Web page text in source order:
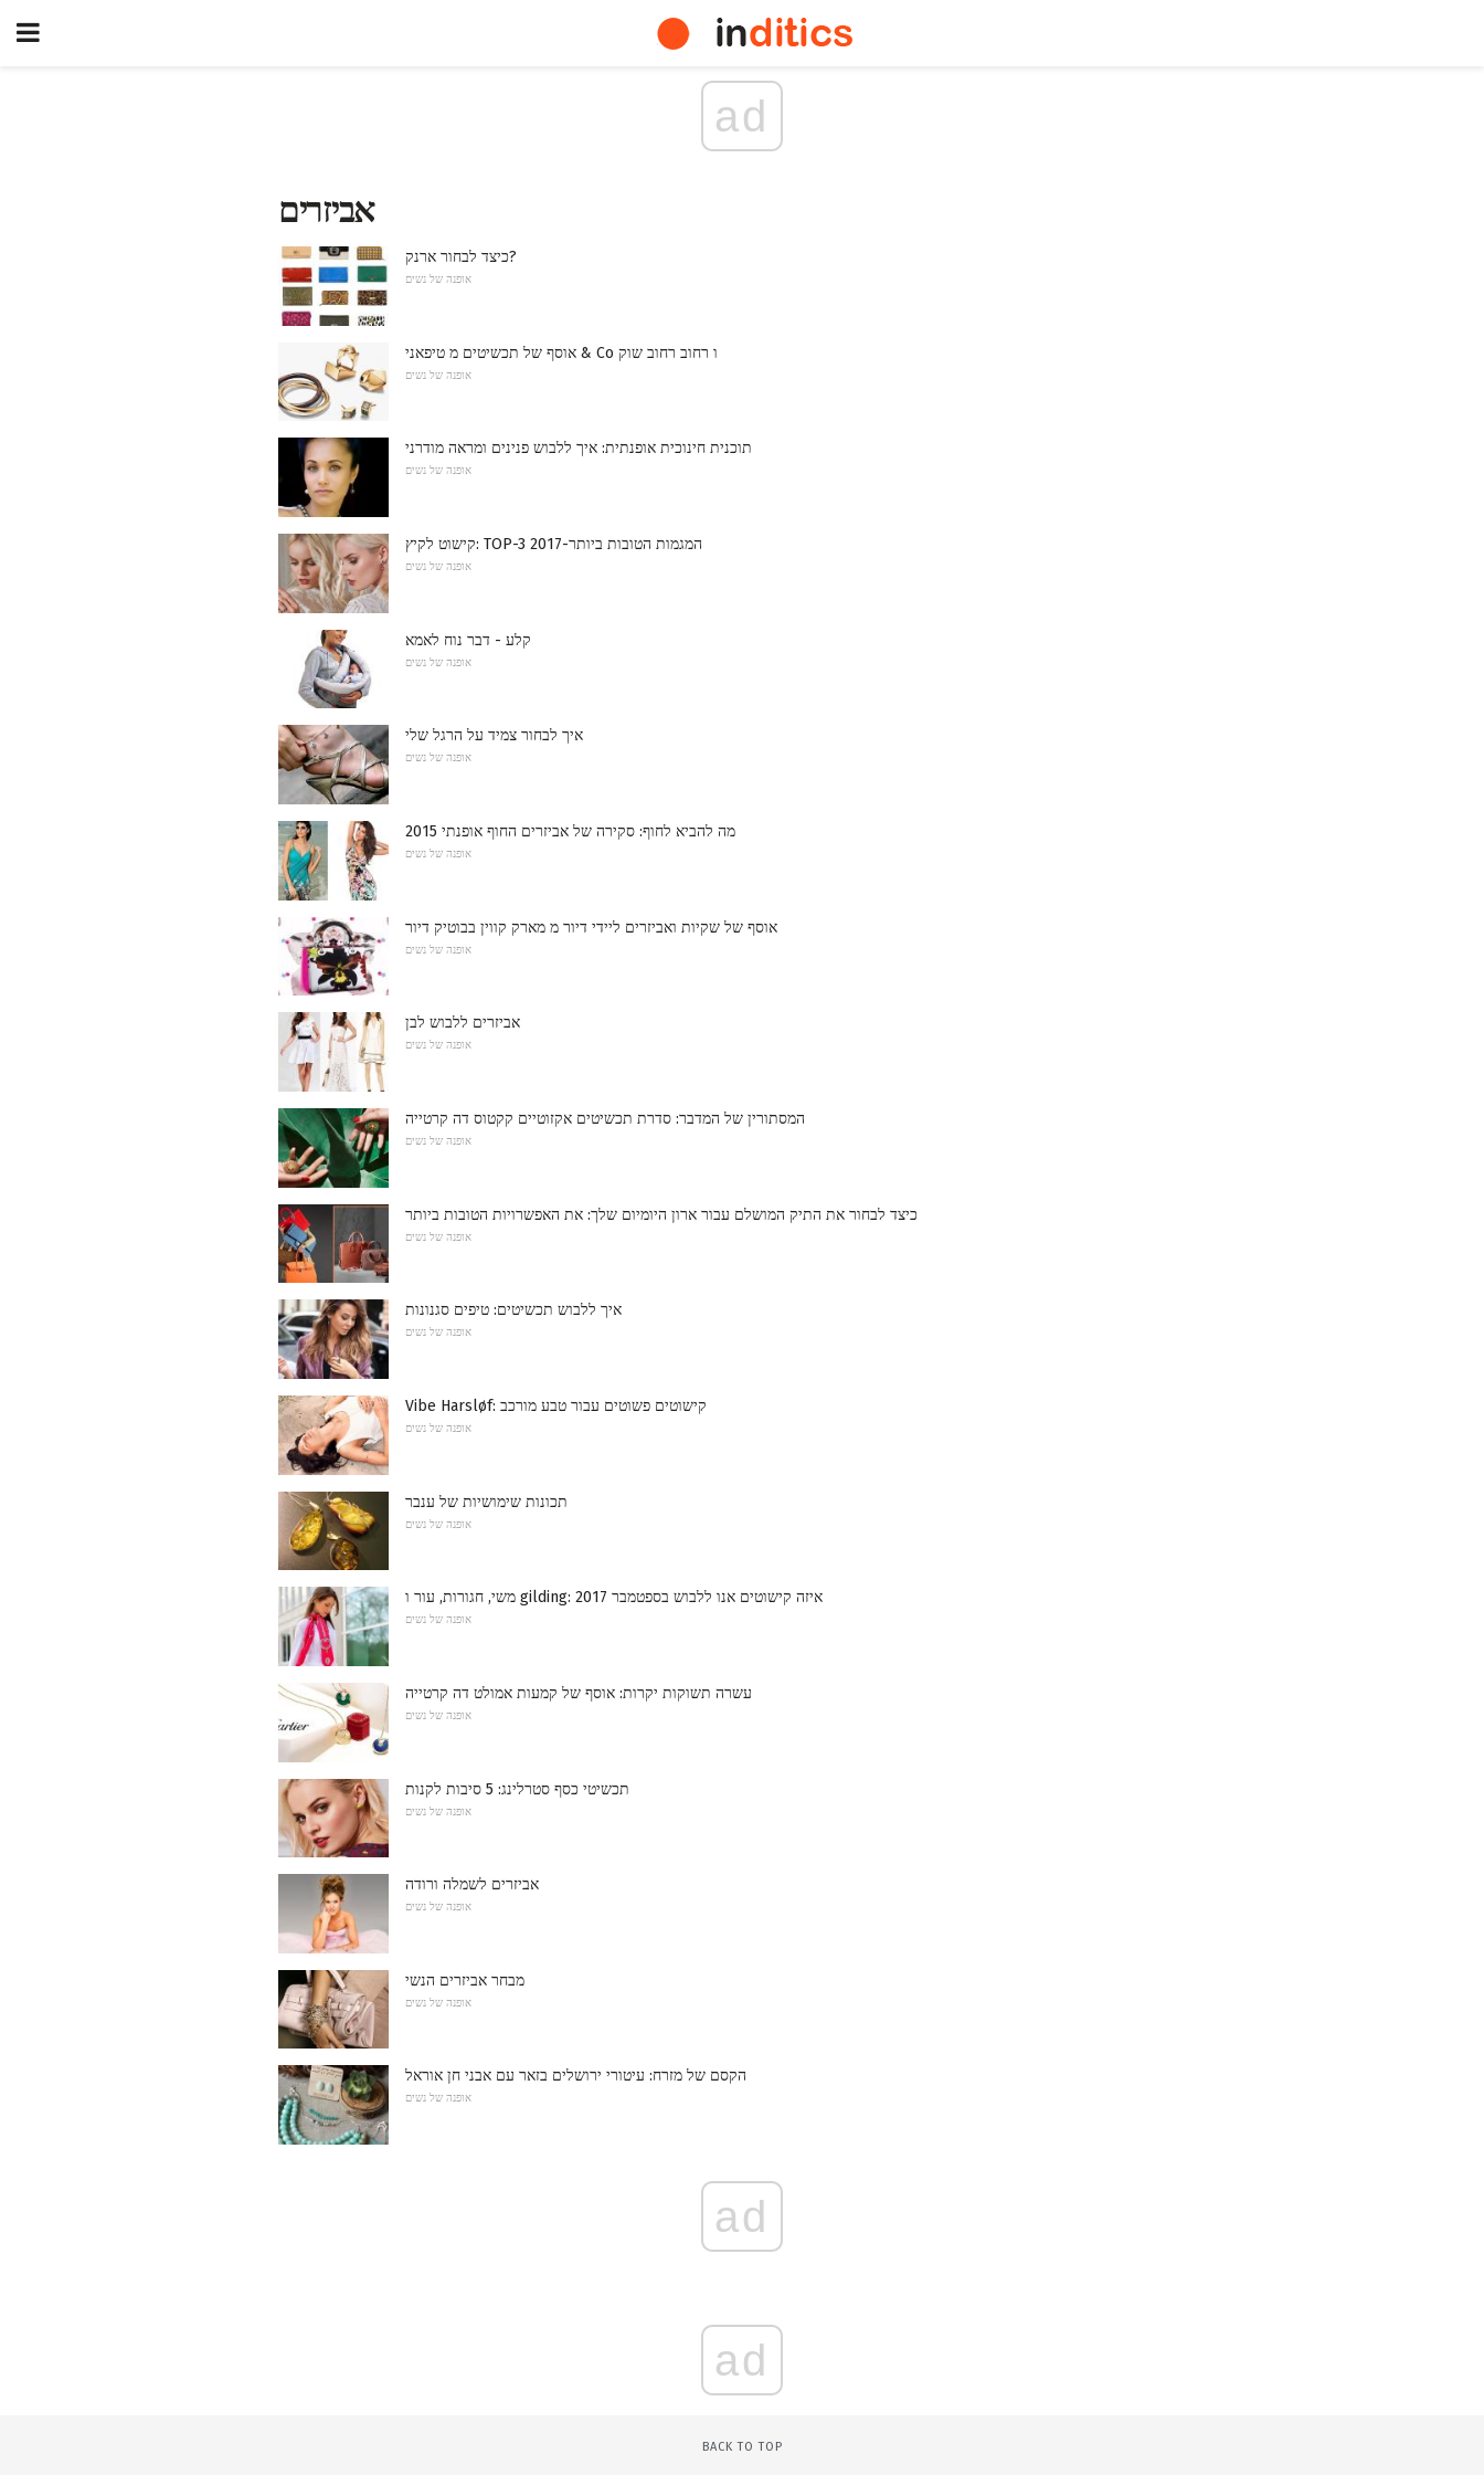
ad
אביזרים
כיצד לבחור ארנק?
אופנה של נשים
אוסף של תכשיטים מ טיפאני & Co ו רחוב רחוב שוק
אופנה של נשים
תוכנית חינוכית אופנתית: איך ללבוש פנינים ומראה מודרני
אופנה של נשים
קישוט לקיץ: TOP-3 המגמות הטובות ביותר-2017
אופנה של נשים
קלע - דבר נוח לאמא
אופנה של נשים
איך לבחור צמיד על הרגל שלי
אופנה של נשים
מה להביא לחוף: סקירה של אביזרים החוף אופנתי 2015
אופנה של נשים
אוסף של שקיות ואביזרים ליידי דיור מ מארק קווין בבוטיק דיור
אופנה של נשים
אביזרים ללבוש לבן
אופנה של נשים
המסתורין של המדבר: סדרת תכשיטים אקזוטיים קקטוס דה קרטייה
אופנה של נשים
כיצד לבחור את התיק המושלם עבור ארון היומיום שלך: את האפשרויות הטובות ביותר
אופנה של נשים
איך ללבוש תכשיטים: טיפים סגנונות
אופנה של נשים
Vibe Harsløf: קישוטים פשוטים עבור טבע מורכב
אופנה של נשים
תכונות שימושיות של ענבר
אופנה של נשים
משי, חגורות, עור ו gilding: איזה קישוטים אנו ללבוש בספטמבר 2017
אופנה של נשים
עשרה תשוקות יקרות: אוסף של קמעות אמולט דה קרטייה
אופנה של נשים
תכשיטי כסף סטרלינג: 5 סיבות לקנות
אופנה של נשים
אביזרים לשמלה ורודה
אופנה של נשים
מבחר אביזרים הנשי
אופנה של נשים
הקסם של מזרח: עיטורי ירושלים בזאר עם אבני חן אוראל
אופנה של נשים
ad
ad
BACK TO TOP